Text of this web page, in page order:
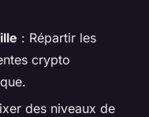
: Répartir les
crypto
des niveaux de